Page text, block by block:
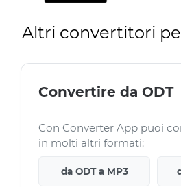
Altri convertitori
Convertire da ODT
Con Converter App puoi
in molti altri formati:
da ODT a MP3